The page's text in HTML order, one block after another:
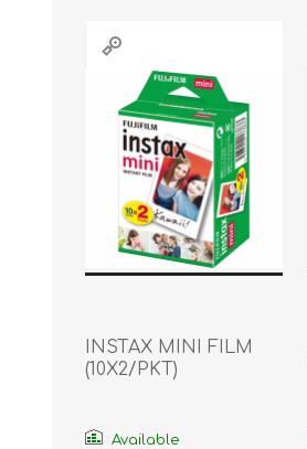
INSTAX MINI FILM
(10X2/PKT)
Available